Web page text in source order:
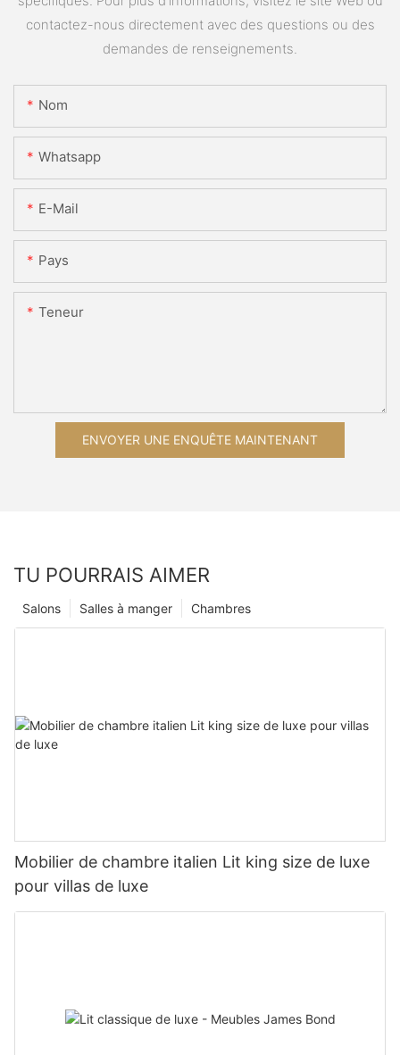
contactez-nous directement avec des questions ou des
demandes de renseignements.
Nom
Whatsapp
E-Mail
Pays
Teneur
ENVOYER UNE ENQUÊTE MAINTENANT
TU POURRAIS AIMER
Chambres
Salles à manger
Salons
Mobilier de chambre italien Lit king size de luxe
pour villas de luxe